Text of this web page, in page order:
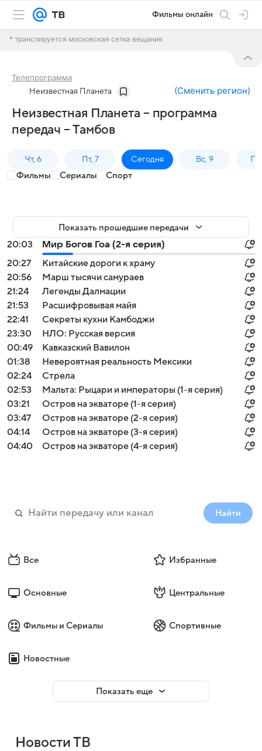
Фильмы онлайн
* транслируется московская сетка вещания
Телепрограмма
Неизвестная Планета (Сменить регион)
Неизвестная Планета – программа
передач – Тамбов
Чт, 6 Пт, 7 Сегодня Вс, 9
Фильмы Сериалы Спорт
Показать прошедшие передачи
20:03
Мир Богов Гоа (2-я серия)
20:27
Китайские дороги к храму
20:56
Марш тысячи самураев
21:24
Легенды Далмации
21:53
Расшифровывая майя
22:41
Секреты кухни Камбоджи
23:30
НЛО: Русская версия
00:49
Кавказский Вавилон
01:38
Невероятная реальность Мексики
02:24
Стрела
02:53
Мальта: Рыцари и императоры (1-я серия)
03:21
Остров на экваторе (1-я серия)
03:47
Остров на экваторе (2-я серия)
04:14
Остров на экваторе (3-я серия)
04:40
Остров на экваторе (4-я серия)
Найти
Все Избранные
Основные Центральные
Фильмы и Сериалы Спортивные
Новостные
Показать еще
Новости ТВ